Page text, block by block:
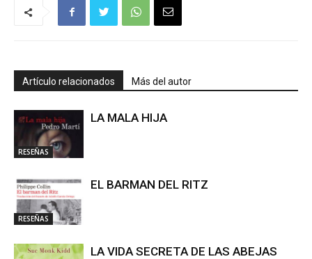
Artículo relacionados Más del autor
RESEÑAS
LA MALA HIJA
RESEÑAS
EL BARMAN DEL RITZ
LA VIDA SECRETA DE LAS ABEJAS